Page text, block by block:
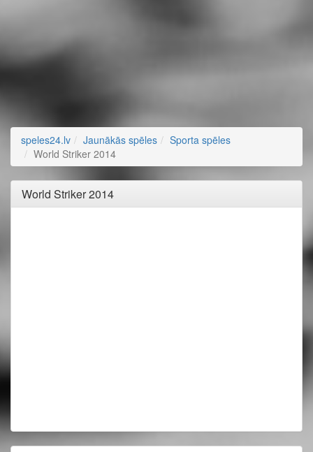
speles24.lv Jaunākās spēles
Sporta spēles
World Striker 2014
World Striker 2014